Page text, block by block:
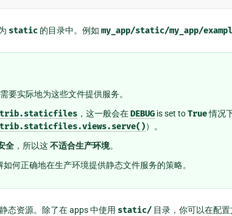
static 的目录中。例如 my_app/static/my_app/
要实际地为这些文件提供服务。
，这一般会在DEBUG is set toTrue情况
）。
全 ，所以这不适合生产环境。
如何正确地在生产环境提供静态文件服务的策略。
态资源。除了在 apps 中使用 static/ 目录，你可以在配